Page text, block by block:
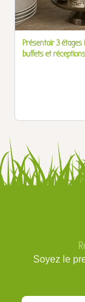
Présentoir 3
buffets et réceptions
Soyez le